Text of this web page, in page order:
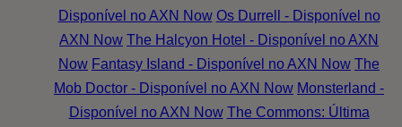
Disponível no AXN Now Os Durrell - Disponível no
AXN Now The Halcyon Hotel - Disponível no AXN
Now Fantasy Island - Disponível no AXN Now The
Mob Doctor - Disponível no AXN Now Monsterland -
Disponível no AXN Now The Commons: Última